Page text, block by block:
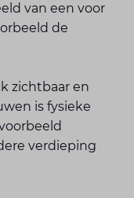
van een voor
de
zichtbaar en
is fysieke
verdieping